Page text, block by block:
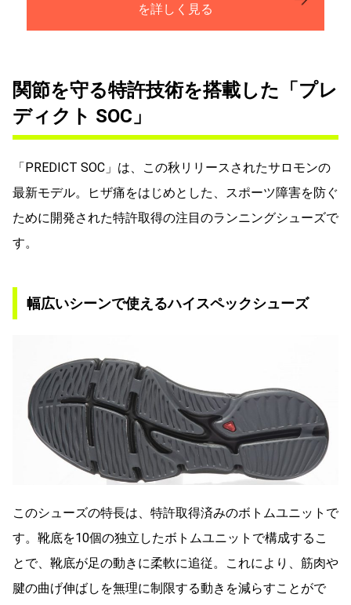
を詳しく見る
関節を守る特許技術を搭載した「プレ
ディクト SOC」
「PREDICT SOC」は、この秋リリースされたサロモンの
最新モデル。ヒザ痛をはじめとした、スポーツ障害を防ぐ
ために開発された特許取得の注目のランニングシューズで
す。
幅広いシーンで使えるハイスペックシューズ
このシューズの特長は、特許取得済みのボトムユニットで
す。靴底を10個の独立したボトムユニットで構成するこ
とで、靴底が足の動きに柔軟に追従。これにより、筋肉や
腱の曲げ伸ばしを無理に制限する動きを減らすことがで